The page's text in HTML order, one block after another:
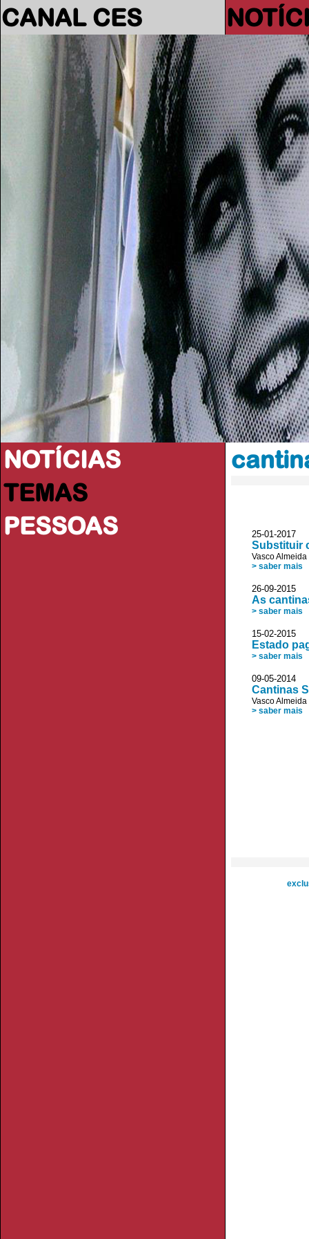
CANAL CES
NOTÍCIAS
TEMAS
PESSOAS
25-01-2017
Substituir
Vasco Almeida
> saber mais
26-09-
As
> saber mais
15-02-
Estado
> saber mais
09-05-
Cantinas
Vasco Almeida
> saber mais